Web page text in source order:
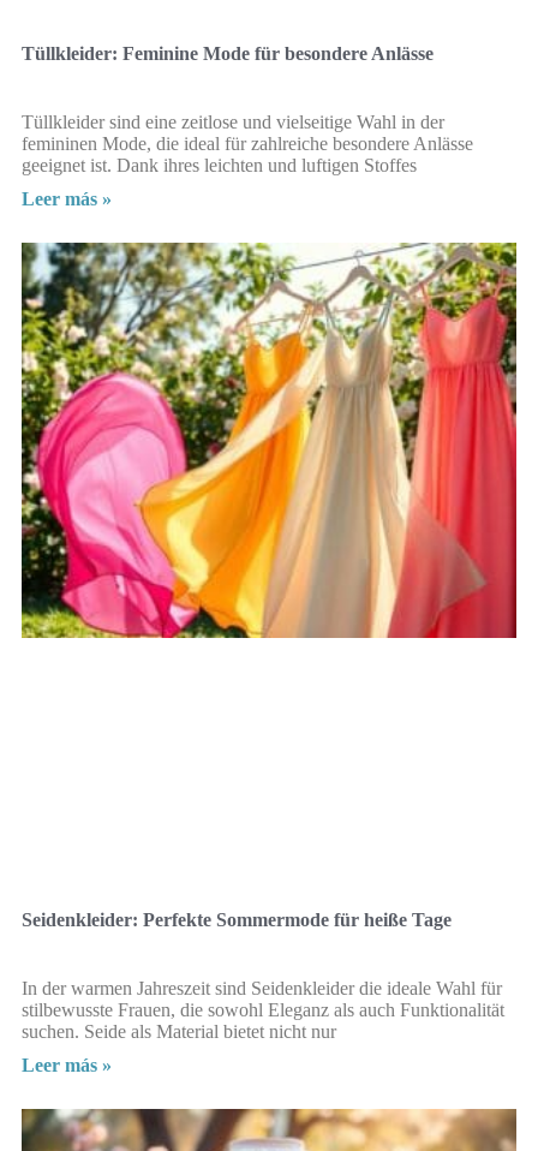
Tüllkleider: Feminine Mode für besondere Anlässe
Tüllkleider sind eine zeitlose und vielseitige Wahl in der
femininen Mode, die ideal für zahlreiche besondere Anlässe
geeignet ist. Dank ihres leichten und luftigen Stoffes
Leer más »
Seidenkleider: Perfekte Sommermode für heiße Tage
In der warmen Jahreszeit sind Seidenkleider die ideale Wahl für
stilbewusste Frauen, die sowohl Eleganz als auch Funktionalität
suchen. Seide als Material bietet nicht nur
Leer más »